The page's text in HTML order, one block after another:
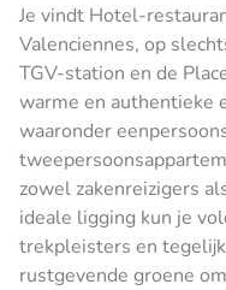
Je vindt Hotel-
Valenciennes, op
TGV-station en de
warme en authentieke
waaronder
zowel zakenreizigers
ideale ligging kun je
trekpleisters en
rustgevende groene